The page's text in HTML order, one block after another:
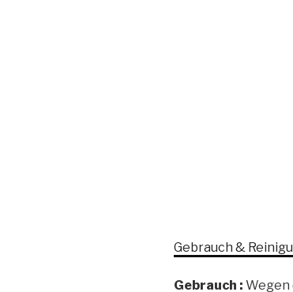
Gebrauch &
Gebrauch : Wegen